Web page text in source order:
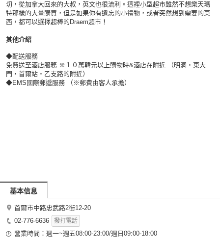
切，從加拿大回來的大叔，英文也很流利。這裡小型超市雖然不想樂天瑪
特那樣的大量購買，但是如果你有遺忘的小禮物，或者突然想到需要的東
西，都可以選擇超棒的Draem超市！
其他介紹
◆配送服務
免費送至酒店服務 ※１０萬韓元以上購物時&酒店在附近 （明洞・東大
門・首爾站・乙支路的附近）
◆EMS國際郵遞服務 （※郵費由客人承擔）
基本信息
首爾市中路忠武路2街12-20
02-776-6636
撥打電話
營業時間：週一~週五08:00-23:00/週日09:00-18:00